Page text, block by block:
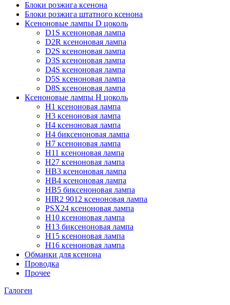
Блоки розжига ксенона
Блоки розжига штатного ксенона
Ксеноновые лампы D цоколь
D1S ксеноновая лампа
D2R ксеноновая лампа
D2S ксеноновая лампа
D3S ксеноновая лампа
D4S ксеноновая лампа
D5S ксеноновая лампа
D8S ксеноновая лампа
Ксеноновые лампы Н цоколь
H1 ксеноновая лампа
H3 ксеноновая лампа
H4 ксеноновая лампа
H4 биксеноновая лампа
H7 ксеноновая лампа
H11 ксеноновая лампа
H27 ксеноновая лампа
HB3 ксеноновая лампа
HB4 ксеноновая лампа
HB5 биксеноновая лампа
HIR2 9012 ксеноновая лампа
PSX24 ксеноновая лампа
H10 ксеноновая лампа
H13 биксеноновая лампа
H15 ксеноновая лампа
H16 ксеноновая лампа
Обманки для ксенона
Проводка
Прочее
Галоген